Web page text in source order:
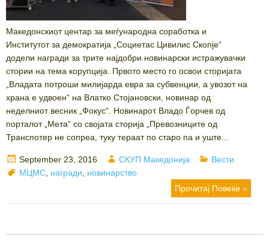
Македонскиот центар за меѓународна соработка и
Институтот за демократија „Социетас Цивилис Скопје“
додели награди за трите најдобри новинарски истражувачки
стории на тема корупција. Првото место го освои сторијата
„Владата потроши милијарда евра за субвенции, а увозот на
храна е удвоен“ на Влатко Стојановски, новинар од
неделниот весник „Фокус“. Новинарот Владо Ѓорчев од
порталот „Мета“ со својата сторија „Превозниците од
Транспотер не сопреа, туку тераат по старо па и уште...
Posted
on
September 23, 2016 Author
СКУП Македонија Categories
Вести
Tags
МЦМС награди
новинарство
Прочитај Повеќе »